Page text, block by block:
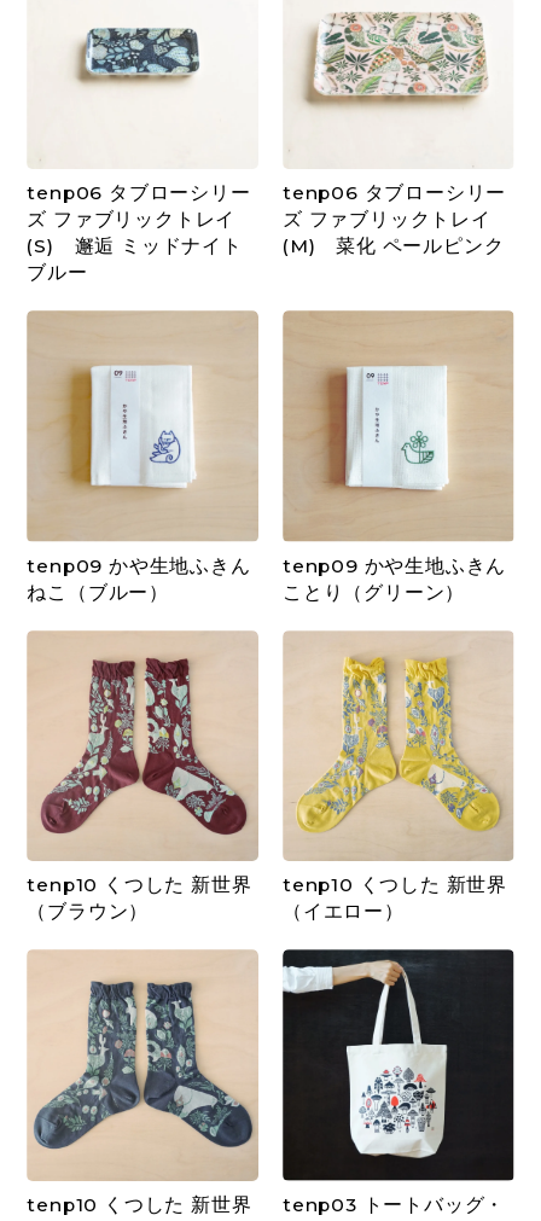
tenp06 タブローシリー
ズ ファブリックトレイ
(S) 邂逅 ミッドナイト
ブルー
tenp06 タブローシリー
ズ ファブリックトレイ
(M) 菜化 ペールピンク
tenp09 かや生地ふきん
ねこ（ブルー）
tenp09 かや生地ふきん
ことり（グリーン）
tenp10 くつした 新世界
（ブラウン）
tenp10 くつした 新世界
（イエロー）
tenp10 くつした 新世界
tenp03 トートバッグ・